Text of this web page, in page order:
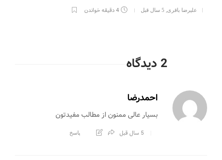
علیرضا باقری, 5 سال قبل
2 دیدگاه
احمدرضا
بسیار عالی ممنون از مطالب مفیدتون
5 سال قبل پاسخ